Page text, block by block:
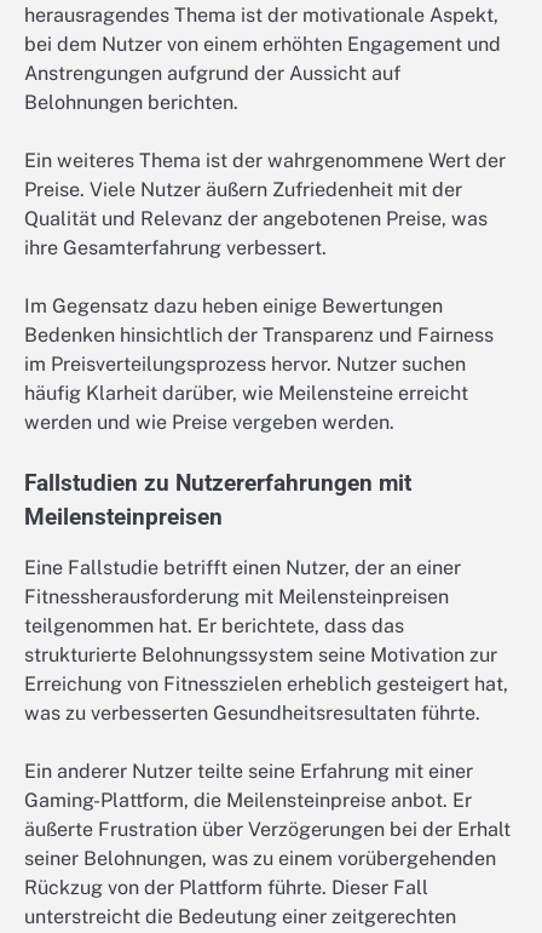
herausragendes Thema ist der motivationale Aspekt,
bei dem Nutzer von einem erhöhten Engagement und
Anstrengungen aufgrund der Aussicht auf
Belohnungen berichten.
Ein weiteres Thema ist der wahrgenommene Wert der
Preise. Viele Nutzer äußern Zufriedenheit mit der
Qualität und Relevanz der angebotenen Preise, was
ihre Gesamterfahrung verbessert.
Im Gegensatz dazu heben einige Bewertungen
Bedenken hinsichtlich der Transparenz und Fairness
im Preisverteilungsprozess hervor. Nutzer suchen
häufig Klarheit darüber, wie Meilensteine erreicht
werden und wie Preise vergeben werden.
Fallstudien zu Nutzererfahrungen mit
Meilensteinpreisen
Eine Fallstudie betrifft einen Nutzer, der an einer
Fitnessherausforderung mit Meilensteinpreisen
teilgenommen hat. Er berichtete, dass das
strukturierte Belohnungssystem seine Motivation zur
Erreichung von Fitnesszielen erheblich gesteigert hat,
was zu verbesserten Gesundheitsresultaten führte.
Ein anderer Nutzer teilte seine Erfahrung mit einer
Gaming-Plattform, die Meilensteinpreise anbot. Er
äußerte Frustration über Verzögerungen bei der Erhalt
seiner Belohnungen, was zu einem vorübergehenden
Rückzug von der Plattform führte. Dieser Fall
unterstreicht die Bedeutung einer zeitgerechten